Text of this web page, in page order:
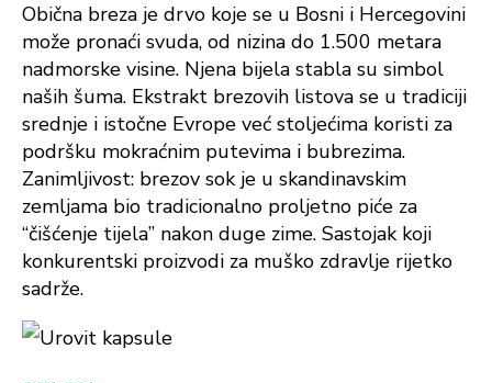
Obična breza je drvo koje se u Bosni i Hercegovini
može pronaći svuda, od nizina do 1.500 metara
nadmorske visine. Njena bijela stabla su simbol
naših šuma. Ekstrakt brezovih listova se u tradiciji
srednje i istočne Evrope već stoljećima koristi za
podršku mokraćnim putevima i bubrezima.
Zanimljivost: brezov sok je u skandinavskim
zemljama bio tradicionalno proljetno piće za
“čišćenje tijela” nakon duge zime. Sastojak koji
konkurentski proizvodi za muško zdravlje rijetko
sadrže.